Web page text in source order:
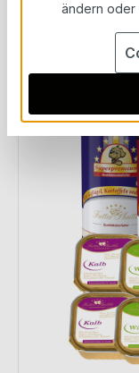
ändern oder